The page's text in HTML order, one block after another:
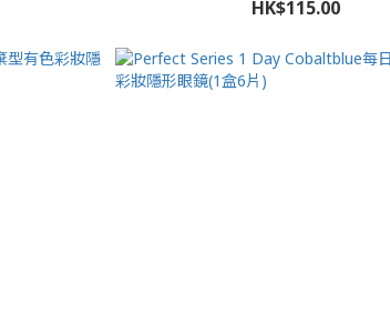
HK$115.00